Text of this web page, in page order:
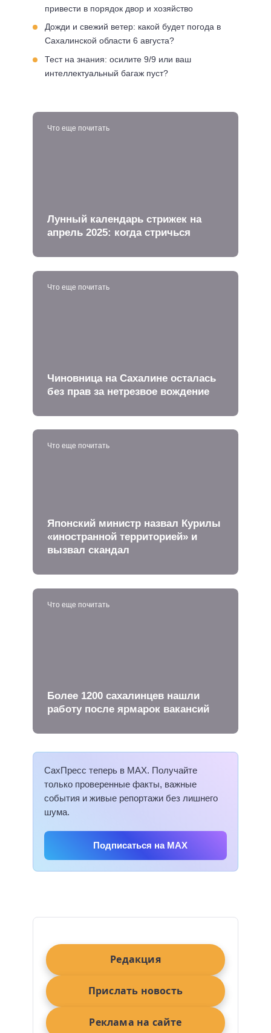
привести в порядок двор и хозяйство
Дожди и свежий ветер: какой будет погода в
Сахалинской области 6 августа?
Тест на знания: осилите 9/9 или ваш
интеллектуальный багаж пуст?
Что еще почитать
Лунный календарь стрижек на
апрель 2025: когда стричься
Что еще почитать
Чиновница на Сахалине осталась
без прав за нетрезвое вождение
Что еще почитать
Японский министр назвал Курилы
«иностранной территорией» и
вызвал скандал
Что еще почитать
Более 1200 сахалинцев нашли
работу после ярмарок вакансий
СахПресс теперь в MAX. Получайте
только проверенные факты, важные
события и живые репортажи без лишнего
шума.
Подписаться на MAX
Редакция
Прислать новость
Реклама на сайте